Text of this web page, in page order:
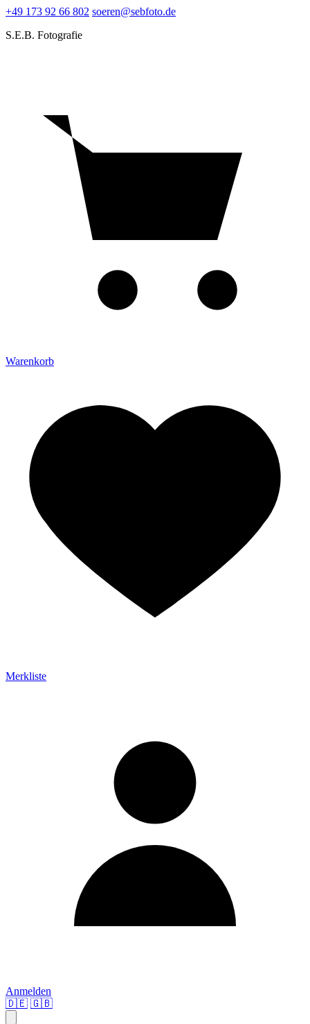
+49 173 92 66 802 soeren@sebfoto.de
S.E.B. Fotografie
Warenkorb
Merkliste
Anmelden
🇩🇪 🇬🇧